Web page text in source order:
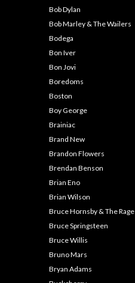
Bob Dylan
Bob Marley & The Wailers
Bodega
Bon Iver
Bon Jovi
Boredoms
Boston
Boy George
Brainiac
Brand New
Brandon Flowers
Brendan Benson
Brian Eno
Brian Wilson
Bruce Hornsby & The Rage
Bruce Springsteen
Bruce Willis
Bruno Mars
Bryan Adams